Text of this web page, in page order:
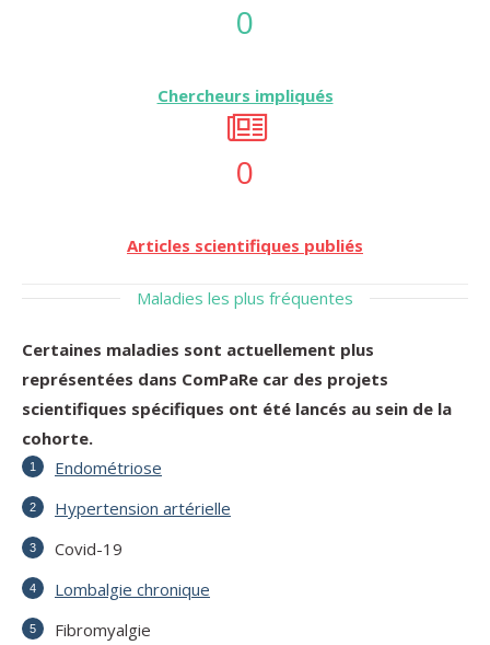
0
Chercheurs impliqués
0
Articles scientifiques publiés
Maladies les plus fréquentes
Certaines maladies sont actuellement plus
représentées dans ComPaRe car des projets
scientifiques spécifiques ont été lancés au sein de la
cohorte.
Endométriose
Hypertension artérielle
Covid-19
Lombalgie chronique
Fibromyalgie